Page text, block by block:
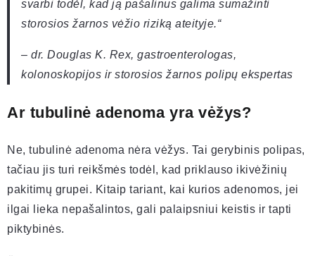
svarbi todėl, kad ją pašalinus galima sumažinti
storosios žarnos vėžio riziką ateityje.“
– dr. Douglas K. Rex, gastroenterologas,
kolonoskopijos ir storosios žarnos polipų ekspertas
Ar tubulinė adenoma yra vėžys?
Ne, tubulinė adenoma nėra vėžys. Tai gerybinis polipas,
tačiau jis turi reikšmės todėl, kad priklauso ikivėžinių
pakitimų grupei. Kitaip tariant, kai kurios adenomos, jei
ilgai lieka nepašalintos, gali palaipsniui keistis ir tapti
piktybinės.